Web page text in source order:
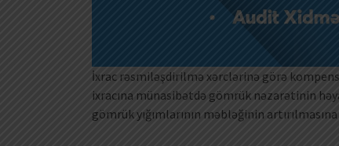
İxrac rəsmiləşdirilmə xərclərinə görə
ixracına münasibətdə gömrük nəzarətinin
gömrük yığımlarının məbləğinin